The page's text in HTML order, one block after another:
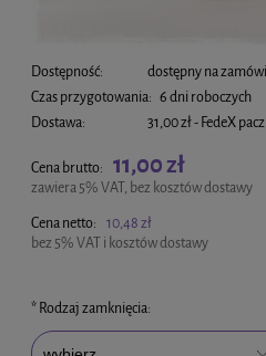
Dostępność:
dostępny na
Czas przygotowania: 6 dni roboczych
Dostawa:
31,00 zł- FedeX
Cena brutto: 11,00 zł
zawiera 5% VAT, bez kosztów dostawy
Cena netto: 10,48 zł
bez 5% VAT i kosztów dostawy
*Rodzaj zamknięcia: